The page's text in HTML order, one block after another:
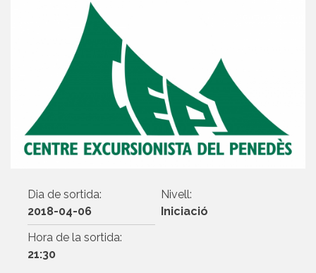
Dia de sortida:
2018-04-06
Nivell:
Iniciació
Hora de la sortida:
21:30